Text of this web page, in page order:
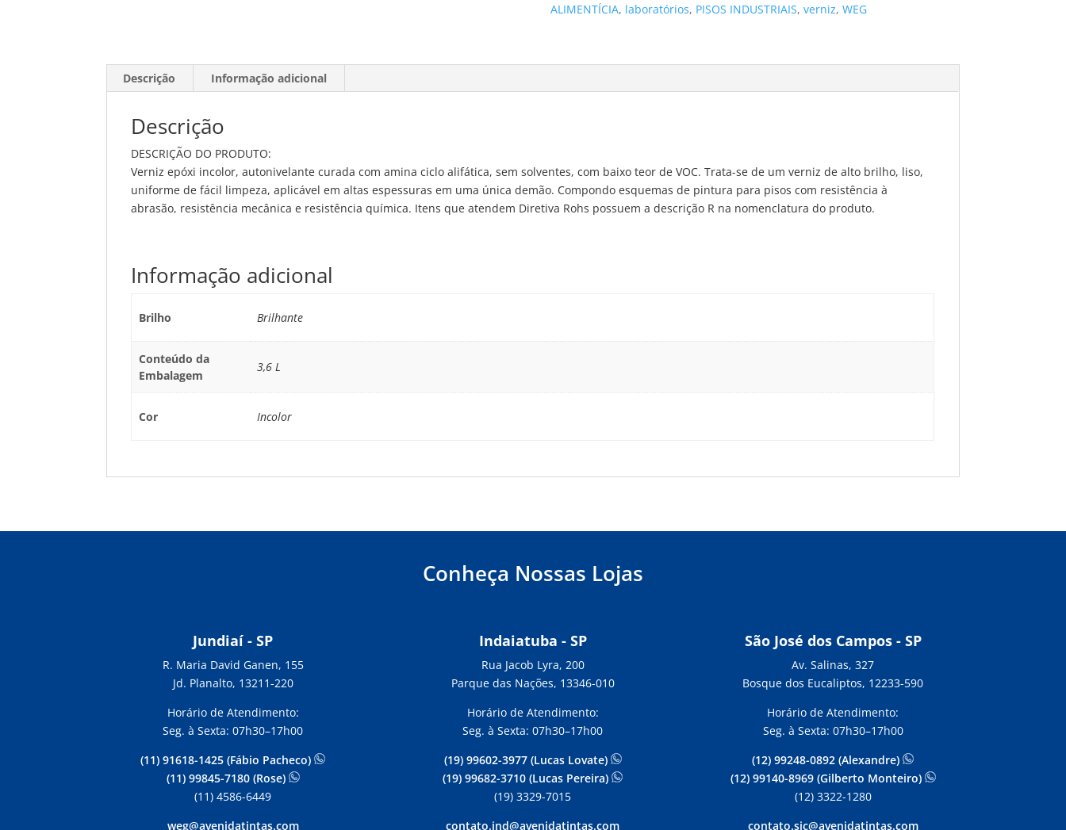
ALIMENTÍCIA, laboratórios, PISOS INDUSTRIAIS, verniz, WEG
Descrição Informação adicional
Descrição
DESCRIÇÃO DO PRODUTO:
Verniz epóxi incolor, autonivelante curada com amina ciclo alifática, sem solventes, com baixo teor de VOC. Trata-se de um verniz de alto brilho, liso,
uniforme de fácil limpeza, aplicável em altas espessuras em uma única demão. Compondo esquemas de pintura para pisos com resistência à
abrasão, resistência mecânica e resistência química. Itens que atendem Diretiva Rohs possuem a descrição R na nomenclatura do produto.
Informação adicional
Brilho Brilhante
Conteúdo da
Embalagem
3,6 L
Cor Incolor
Conheça Nossas Lojas
Jundiaí - SP
R. Maria David Ganen, 155
Jd. Planalto, 13211-220
Horário de Atendimento:
Seg. à Sexta: 07h30–17h00
(11) 91618-1425 (Fábio Pacheco)
(11) 99845-7180 (Rose)
(11) 4586-6449
weg@avenidatintas.com
Indaiatuba - SP
Rua Jacob Lyra, 200
Parque das Nações, 13346-010
Horário de Atendimento:
Seg. à Sexta: 07h30–17h00
(19) 99602-3977 (Lucas Lovate)
(19) 99682-3710 (Lucas Pereira)
(19) 3329-7015
contato.ind@avenidatintas.com
São José dos Campos - SP
Av. Salinas, 327
Bosque dos Eucaliptos, 12233-590
Horário de Atendimento:
Seg. à Sexta: 07h30–17h00
(12) 99248-0892 (Alexandre)
(12) 99140-8969 (Gilberto Monteiro)
(12) 3322-1280
contato.sjc@avenidatintas.com